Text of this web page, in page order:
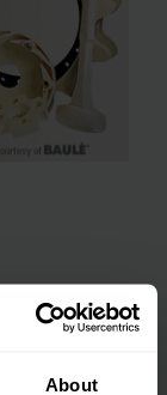
About